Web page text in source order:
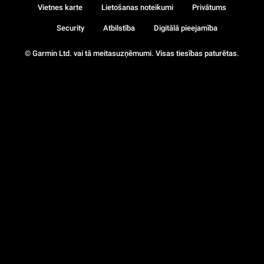
© Garmin Ltd. vai tā meitasuzņēmumi. Visas tiesības paturētas.
Vietnes karte Lietošanas noteikumi Privātums
Security Atbilstība Digitālā pieejamība